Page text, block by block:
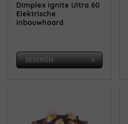
Dimplex Ignite Ultra 60
Elektrische
inbouwhaard
BEKIJKEN